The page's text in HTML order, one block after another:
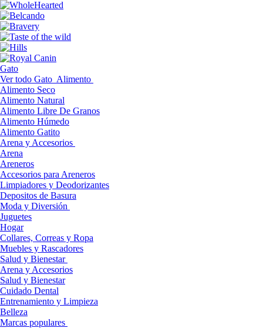
Gato
Ver todo Gato Alimento
Alimento Seco
Alimento Natural
Alimento Libre De Granos
Alimento Húmedo
Alimento Gatito
Arena y Accesorios
Arena
Areneros
Accesorios para Areneros
Limpiadores y Deodorizantes
Depositos de Basura
Moda y Diversión
Juguetes
Hogar
Collares, Correas y Ropa
Muebles y Rascadores
Salud y Bienestar
Arena y Accesorios
Salud y Bienestar
Cuidado Dental
Entrenamiento y Limpieza
Belleza
Marcas populares